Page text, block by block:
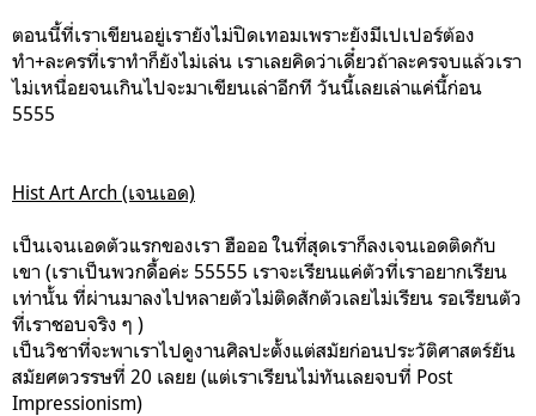
ตอนนี้ที่เราเขียนอยู่เรายังไม่ปิดเทอมเพราะยังมีเปเปอร์ต้อง
ทำ+ละครที่เราทำก็ยังไม่เล่น เราเลยคิดว่าเดี๋ยวถ้าละครจบแล้วเรา
ไม่เหนื่อยจนเกินไปจะมาเขียนเล่าอีกที วันนี้เลยเล่าแค่นี้ก่อน
5555
Hist Art Arch (เจนเอด)
เป็นเจนเอดตัวแรกของเรา ฮือออ ในที่สุดเราก็ลงเจนเอดติดกับ
เขา (เราเป็นพวกดื้อค่ะ 55555 เราจะเรียนแค่ตัวที่เราอยากเรียน
เท่านั้น ที่ผ่านมาลงไปหลายตัวไม่ติดสักตัวเลยไม่เรียน รอเรียนตัว
ที่เราชอบจริง ๆ )
เป็นวิชาที่จะพาเราไปดูงานศิลปะตั้งแต่สมัยก่อนประวัติศาสตร์ยัน
สมัยศตวรรษที่ 20 เลยย (แต่เราเรียนไม่ทันเลยจบที่ Post
Impressionism)